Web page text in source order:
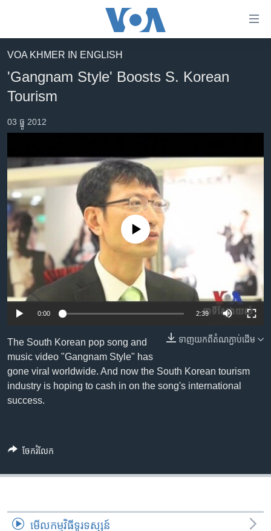
គេហទំព័រ​
រំលង​
ទៅ​​
ព័ត៌មាន​​
តែ​
រំលង​
និង​
ចូល​
ទៅ​
ទំព័រ​
រចនា
សម្ព័ន្ធ​
រំលង​
ទៅ​
កាន់​
ទំព័រ​
ស្វែង​
រក
អន្តរជាតិ
ចិន
កម្ពុជាច្នៃប្រតិដ្ឋ
ព្រឹត្តិការណ៍ព័ត៌មាន
ទូរទស្សន៍ / វីដេអូ​
វិទ្យុ / ផតខាសថ៍
កម្មវិធីទាំងអស់
Khmer English
ភាសា
VOA KHMER IN ENGLISH
'Gangnam Style' Boosts S. Korean
Tourism
03 ធ្នូ 2012
No media source currently available
0:00 2:39
ទាញ​យក​ពី​តំណភ្ជាប់​ដើម
The South Korean pop song and
music video "Gangnam Style" has
gone viral worldwide. And now the South Korean tourism
industry is hoping to cash in on the song's international
success.
ចែករំលែក
មើល​កម្មវិធី​ទូរទស្សន៍